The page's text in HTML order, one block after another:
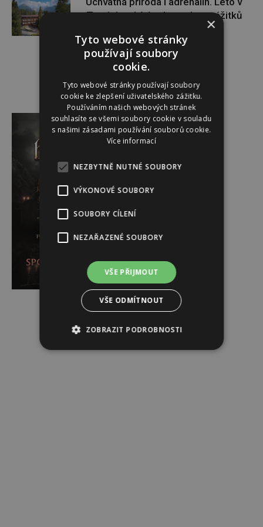
Tatrách nabízí celou paletu zážitků
Reklama
×
Tyto webové stránky
používají soubory
cookie.
Tyto webové stránky používají soubory
cookie ke zlepšení uživatelského zážitku.
Používáním našich webových stránek
souhlasíte se všemi soubory cookie v souladu
s našimi zásadami používání souborů cookie.
Více informací
NEZBYTNĚ NUTNÉ SOUBORY
VÝKONOVÉ SOUBORY
SOUBORY CÍLENÍ
NEZAŘAZENÉ SOUBORY
VŠE PŘIJMOUT
VŠE ODMÍTNOUT
ZOBRAZIT PODROBNOSTI